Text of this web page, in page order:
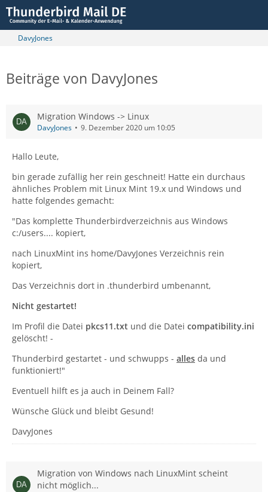
DavyJones
Beiträge von DavyJones
Migration Windows -> Linux
DavyJones 9. Dezember 2020 um 10:05
Hallo Leute,
bin gerade zufällig her rein geschneit! Hatte ein durchaus
ähnliches Problem mit Linux Mint 19.x und Windows und
hatte folgendes gemacht:
"Das komplette Thunderbirdverzeichnis aus Windows
c:/users.... kopiert,
nach LinuxMint ins home/DavyJones Verzeichnis rein
kopiert,
Das Verzeichnis dort in .thunderbird umbenannt,
Nicht gestartet!
Im Profil die Datei pkcs11.txt und die Datei compatibility.ini
gelöscht! -
Thunderbird gestartet - und schwupps - alles da und
funktioniert!"
Eventuell hilft es ja auch in Deinem Fall?
Wünsche Glück und bleibt Gesund!
DavyJones
Migration von Windows nach LinuxMint scheint
nicht möglich...